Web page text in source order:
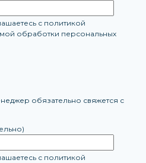
с политикой
обработки персональных
обязательно свяжется с
с политикой